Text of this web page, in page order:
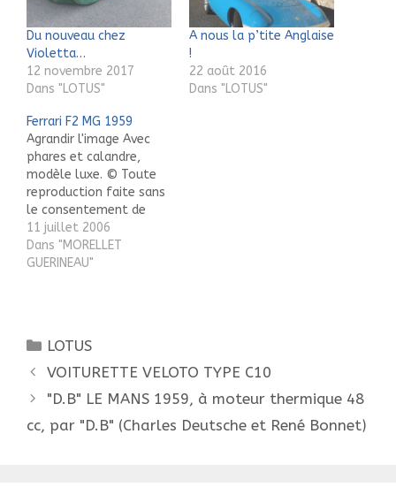
Du nouveau chez
Violetta…
12 novembre 2017
Dans "LOTUS"
A nous la p’tite Anglaise
!
22 août 2016
Dans "LOTUS"
Ferrari F2 MG 1959
Agrandir l'image Avec
phares et calandre,
modèle luxe. © Toute
reproduction faite sans
le consentement de
l’auteur est illicite. ©
Reproduction without
the consent of the
11 juillet 2006
Dans "MORELLET
GUERINEAU"
Catégories
LOTUS
Navigation
des
VOITURETTE VELOTO TYPE C10
"D.B" LE MANS 1959, à moteur thermique 48
cc, par "D.B" (Charles Deutsche et René Bonnet)